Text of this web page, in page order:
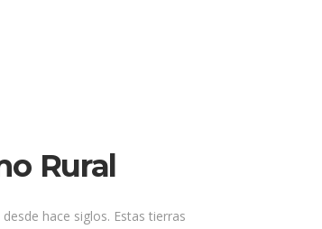
Rural
hace siglos. Estas tierras